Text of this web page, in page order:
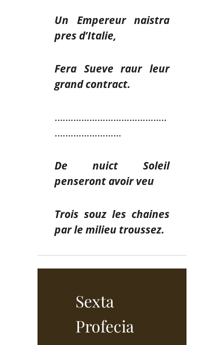
Un Empereur naistra
pres d’Italie,
Fera Sueve raur leur
grand contract.
……………………………………
…………………….
De nuict Soleil
penseront avoir veu
Trois souz les chaines
par le milieu troussez.
Sexta
Profecia